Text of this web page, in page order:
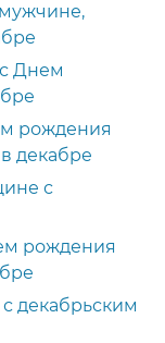
Днем
рождения
декабре
с
рождения
декабрьским